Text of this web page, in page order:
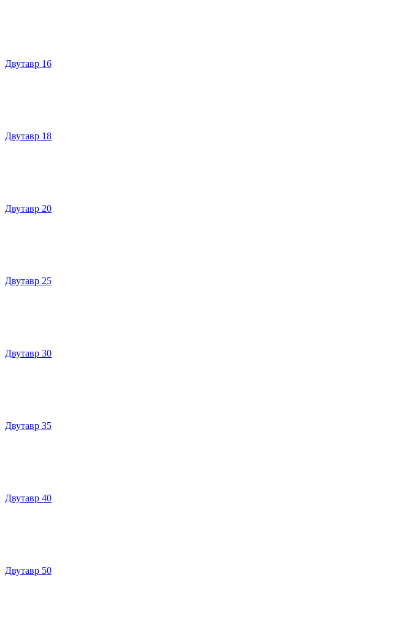
Двутавр 16
Двутавр 18
Двутавр 20
Двутавр 25
Двутавр 30
Двутавр 35
Двутавр 40
Двутавр 50